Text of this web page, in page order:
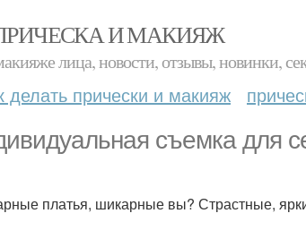
И МАКИЯЖ
лица, новости, отзывы, новинки,
делать прически и макияж
съемка для
платья, шикарные вы? Страстные,